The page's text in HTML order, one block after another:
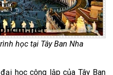
học tại Tây Ban Nha
học công lập của Tây Ban